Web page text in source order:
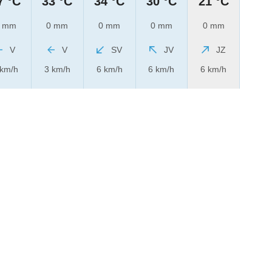
V
h
0 mm
V
3 km/h
0 mm
SV
6 km/h
0 mm
JV
6 km/h
0 mm
JZ
6 km/h